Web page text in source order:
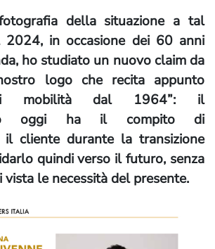
della situazione a tal
in occasione dei 60 anni
ho studiato un nuovo claim da
logo che recita appunto
mobilità dal 1964”: il
oggi ha il compito di
il cliente durante la transizione
quindi verso il futuro, senza
vista le necessità del presente.